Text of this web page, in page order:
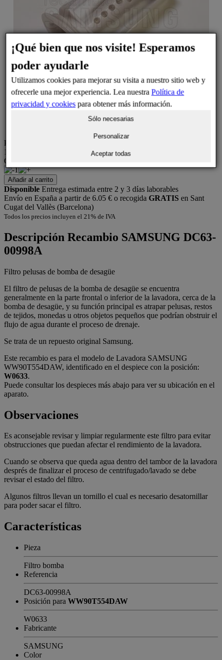
Precio
11,50 €
Cantidad
1
Añadir al carrito
Disponible Entrega estimada entre 2 y 3 días laborables
Envío en España a partir de 6.05 € o recogida GRATIS en Sant
Cugat del Vallès (Barcelona)
Todos los precios incluyen el 21% de IVA
Descripción Recambio SAMSUNG DC63-
00998A
Filtro pelusas de bomba de desagüe
El filtro de pelusas de la bomba de desagüe se encuentra
generalmente en la parte frontal o inferior de la lavadora, cerca de la
bomba de desagüe, y su función principal es atrapar pelusas, restos
de tejidos, monedas u otros objetos pequeños que podrían obstruir el
flujo de agua durante el proceso de drenaje.
Se trata de un repuesto original Samsung.
Este recambio es para el modelo de Lavadora SAMSUNG
WW90T554DAW, identificado en el despiece con la posición:
W0633.
Puede consultar los despieces más abajo para ver su ubicación en el
aparato.
Observaciones
Es aconsejable revisar y limpiar regularmente este filtro para evitar
obstrucciones que puedan afectar el rendimiento de la lavadora.
Cuando se observa que queda agua dentro del tambor de la lavadora
després de finalizar el proceso de centrifugado/lavado se debe
revisar el estado del filtro.
Algunos filtros llevan un tornillo el cual es necesario desatornillar
para poder sacar el filtro.
Características
Pieza
Filtro bomba
Referencia
DC63-00998A
Posición para WW90T554DAW
W0633
Fabricante
SAMSUNG
Color
¡Qué bien que nos visite! Esperamos
poder ayudarle
Utilizamos cookies para mejorar su visita a nuestro sitio web y
ofrecerle una mejor experiencia. Lea nuestra Política de
privacidad y cookiespara obtener más información.
Sólo necesarias
Personalizar
Aceptar todas